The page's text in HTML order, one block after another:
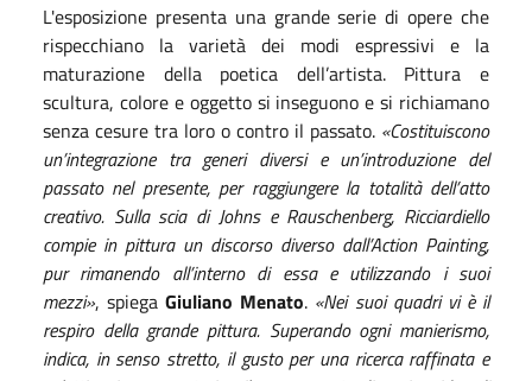
L'esposizione presenta una grande serie di opere che
rispecchiano la varietà dei modi espressivi e la
maturazione della poetica dell’artista. Pittura e
scultura, colore e oggetto si inseguono e si richiamano
senza cesure tra loro o contro il passato. «Costituiscono
un’integrazione tra generi diversi e un’introduzione del
passato nel presente, per raggiungere la totalità dell’atto
creativo. Sulla scia di Johns e Rauschenberg, Ricciardiello
compie in pittura un discorso diverso dall’Action Painting,
pur rimanendo all’interno di essa e utilizzando i suoi
mezzi», spiega Giuliano Menato. «Nei suoi quadri vi è il
respiro della grande pittura. Superando ogni manierismo,
indica, in senso stretto, il gusto per una ricerca raffinata e